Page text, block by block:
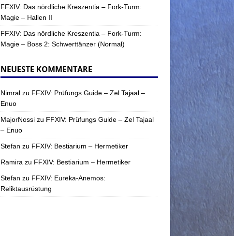
FFXIV: Das nördliche Kreszentia – Fork-Turm:
Magie – Hallen II
FFXIV: Das nördliche Kreszentia – Fork-Turm:
Magie – Boss 2: Schwerttänzer (Normal)
NEUESTE KOMMENTARE
Nimralzu FFXIV: Prüfungs Guide – Zel Tajaal –
Enuo
MajorNossizu FFXIV: Prüfungs Guide – Zel Tajaal
– Enuo
Stefan zu FFXIV: Bestiarium – Hermetiker
Ramira zu FFXIV: Bestiarium – Hermetiker
Stefan zu FFXIV: Eureka-Anemos:
Reliktausrüstung